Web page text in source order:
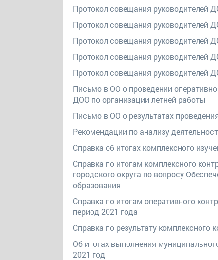
Протокол совещания руководителей
Протокол совещания руководителей
Протокол совещания руководителей
Протокол совещания руководителей
Протокол совещания руководителей
Письмо в ОО о проведении
ДОО по организации летней работы
Письмо в ОО о результатах
Рекомендации по анализу
Справка об итогах комплексного
Справка по итогам комплексного
городского округа по вопросу
образования
Справка по итогам оперативного
период 2021 года
Справка по результату комплексного
Об итогах выполнения
2021 год